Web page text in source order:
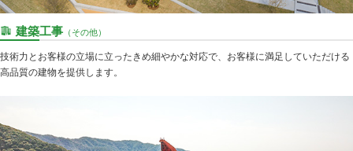
建築工事 （その他）
技術力とお客様の立場に立ったきめ細やかな対応で、お客様に満足していただける
高品質の建物を提供します。